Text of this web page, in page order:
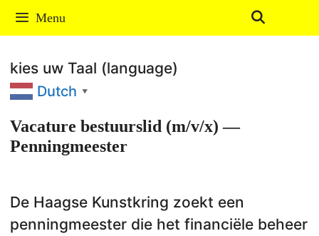
Ga
naar
inhoud
Menu
kies uw Taal (language)
Dutch ▼
Vacature bestuurslid (m/v/x) —
Penningmeester
De Haagse Kunstkring zoekt een
penningmeester die het financiële beheer